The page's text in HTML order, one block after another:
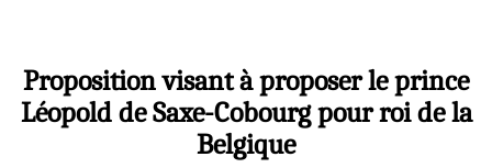
Proposition visant à proposer le prince
Léopold de Saxe-Cobourg pour roi de la
Belgique